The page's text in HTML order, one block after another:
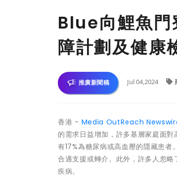
Blue向鯉魚門
障計劃及健康
推廣新聞稿 Jul 04,2024
香港 - Media OutReach
的需求日益增加，許多基層家庭面
有17%為糖尿病或高血壓的隱藏患
合適支援或轉介。此外，許多人忽
疾病。